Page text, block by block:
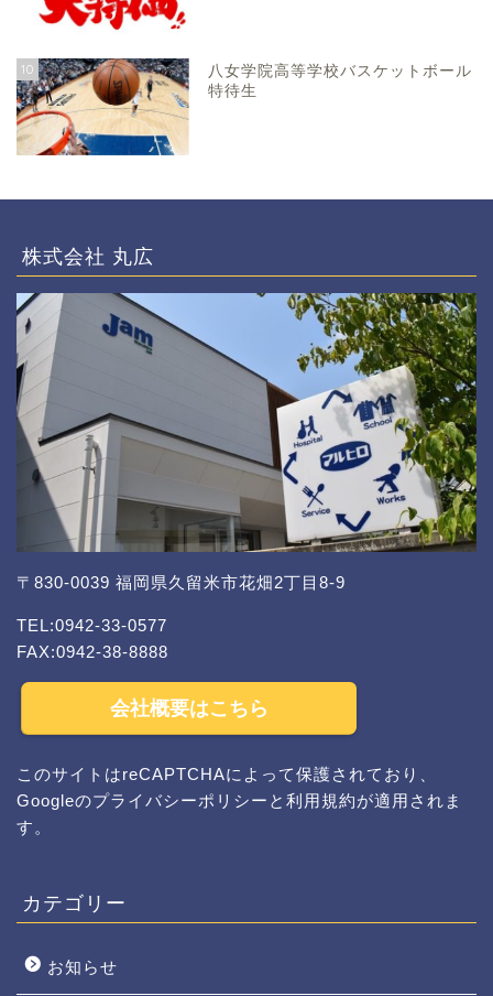
10
八女学院高等学校バスケットボール
特待生
株式会社 丸広
〒830-0039 福岡県久留米市花畑2丁目8-9
TEL:0942-33-0577
FAX:0942-38-8888
会社概要はこちら
このサイトはreCAPTCHAによって保護されており、
Googleのプライバシーポリシー と 利用規約が適用されま
す。
カテゴリー
お知らせ